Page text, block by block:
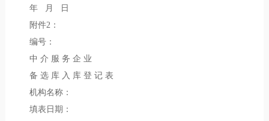
年 月 日
附件2：
编号：
中 介 服 务 企 业
备 选 库 入 库 登 记 表
机构名称：
填表日期：